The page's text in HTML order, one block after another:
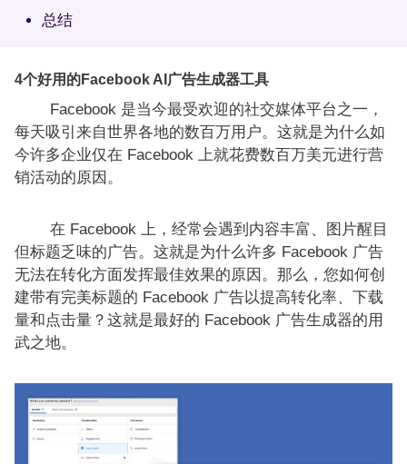
总结
4个好用的Facebook AI广告生成器工具
Facebook 是当今最受欢迎的社交媒体平台之一，
每天吸引来自世界各地的数百万用户。这就是为什么如
今许多企业仅在 Facebook 上就花费数百万美元进行营
销活动的原因。
在 Facebook 上，经常会遇到内容丰富、图片醒目
但标题乏味的广告。这就是为什么许多 Facebook 广告
无法在转化方面发挥最佳效果的原因。那么，您如何创
建带有完美标题的 Facebook 广告以提高转化率、下载
量和点击量？这就是最好的 Facebook 广告生成器的用
武之地。